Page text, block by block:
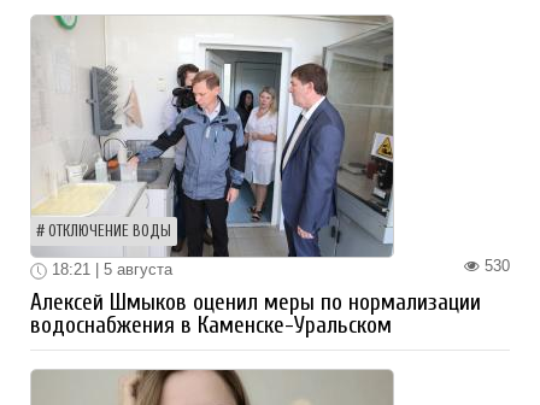
ОТКЛЮЧЕНИЕ ВОДЫ
530
18:21 | 5 августа
Алексей Шмыков оценил меры по нормализации
водоснабжения в Каменске-Уральском